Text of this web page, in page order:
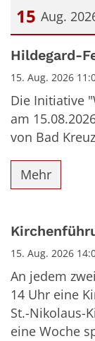
15 Aug.
Datum: 15.
Hildegard-
15. Aug. 2026
Die Initiative
am
von Bad
Mehr
15. Aug. 2026
An jedem
14 Uhr eine
St.-Nikolaus-
eine Woche